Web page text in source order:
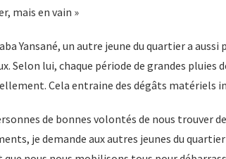
mais en vain »
Yansané, un autre jeune du quartier a
Selon lui, chaque période de grandes pluies
Cela entraine des dégâts matériels
de bonnes volontés de nous trouver
je demande aux autres jeunes du